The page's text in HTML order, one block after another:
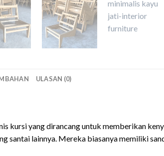
ULASAN (0)
kursi yang dirancang untuk memberikan
santai lainnya. Mereka biasanya memiliki